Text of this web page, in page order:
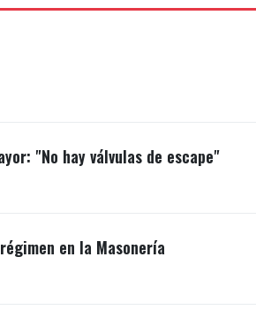
"No hay válvulas de escape"
en la Masonería